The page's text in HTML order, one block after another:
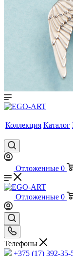
Коллекция Каталог
Отложенные 0
Отложенные 0
Телефоны
+375 (17) 392-35-